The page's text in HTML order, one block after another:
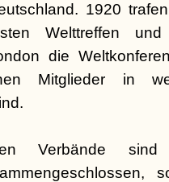
1920
Welttreffen
die
Mitglieder in
Verbände